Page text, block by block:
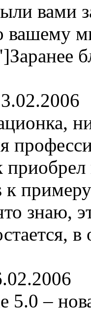
вами
вашему
к
знаю,
5.0 –